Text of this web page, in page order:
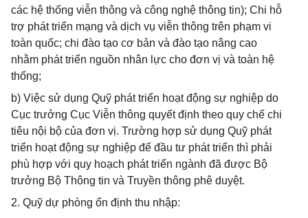
các hệ thống viễn thông và công nghệ thông tin); Chi hỗ
trợ phát triển mạng và dịch vụ viễn thông trên phạm vi
toàn quốc; chi đào tạo cơ bản và đào tạo nâng cao
nhằm phát triển nguồn nhân lực cho đơn vị và toàn hệ
thống;
b) Việc sử dụng Quỹ phát triển hoạt động sự nghiệp do
Cục trưởng Cục Viễn thông quyết định theo quy chế chi
tiêu nội bộ của đơn vị. Trường hợp sử dụng Quỹ phát
triển hoạt động sự nghiệp để đầu tư phát triển thì phải
phù hợp với quy hoạch phát triển ngành đã được Bộ
trưởng Bộ Thông tin và Truyền thông phê duyệt.
2. Quỹ dự phòng ổn định thu nhập: